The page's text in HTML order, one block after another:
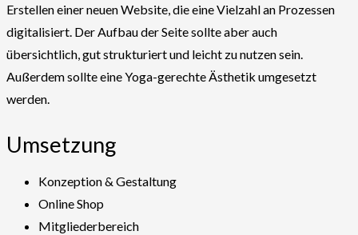
Erstellen einer neuen Website, die eine Vielzahl an Prozessen
digitalisiert. Der Aufbau der Seite sollte aber auch
übersichtlich, gut strukturiert und leicht zu nutzen sein.
Außerdem sollte eine Yoga-gerechte Ästhetik umgesetzt
werden.
Umsetzung
Konzeption & Gestaltung
Online Shop
Mitgliederbereich